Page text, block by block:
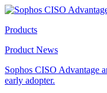
Products
Product News
Sophos CISO Advantage
early adopter.